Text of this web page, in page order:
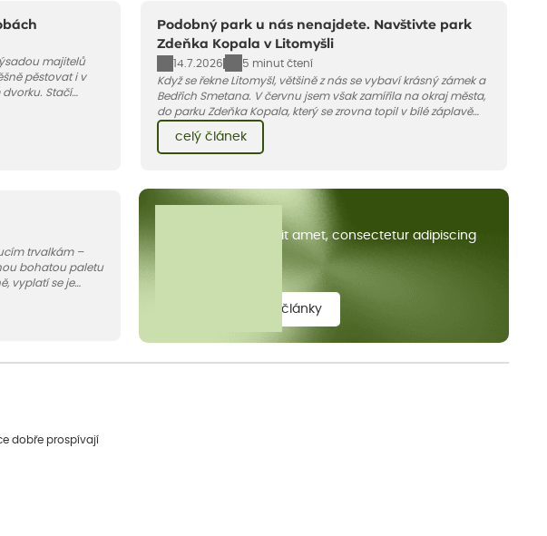
majitelů
pěstovat i v
Stačí
poradíme, jak na
Podobný park u nás nenajdete. Navštivte park
Zdeňka Kopala v Litomyšli
14.7.2026
5 minut čtení
Když se řekne Litomyšl, většině z nás se vybaví krásný zámek a
Bedřich Smetana. V červnu jsem však zamířila na okraj města,
do parku Zdeňka Kopala, který se zrovna topil v bílé záplavě
nim pár řádků o tom, jak tento jedinečný kus krajiny vznikl.
celý článek
trvalkám –
bohatou paletu
vyplatí se je
vám ukážeme, s
ladí.
Lorem ipsum dolor sit amet, consectetur adipiscing
zobrazit všechny články
dobře prospívají